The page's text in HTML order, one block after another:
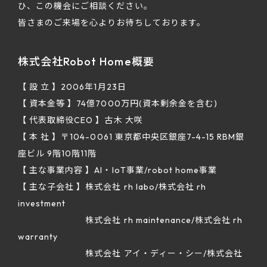
ひ、この機会にご相談ください。
皆さまのご来場を心よりお待ちしております。
株式会社Robot Home概要
【 設 立 】2006年1月23日
【 資本金等 】74億7000万円(資本剰余金を含む)
【 代表取締役CEO 】古木 大咲
【 本 社 】〒104-0061 東京都中央区銀座7-4-15 RBM銀
座ビル 9階10階11階
【 主な事業内容 】AI・IoT事業/robot home事業
【 主な子会社 】株式会社 rh labo/株式会社 rh
investment
株式会社 rh maintenance/株式会社 rh
warranty
株式会社 アイ・ディー・シー/株式会社